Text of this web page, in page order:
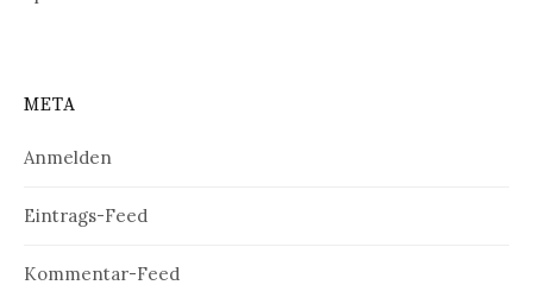
META
Anmelden
Eintrags-Feed
Kommentar-Feed